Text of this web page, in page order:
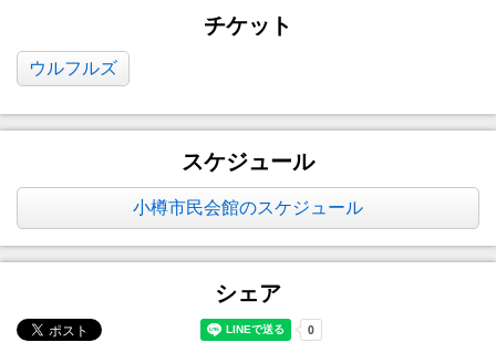
チケット
ウルフルズ
スケジュール
小樽市民会館のスケジュール
シェア